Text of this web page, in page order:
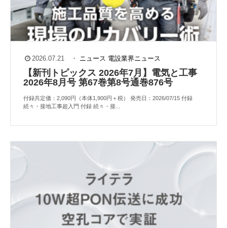
2026.07.21 ・ ニュース 電設業界ニュース
【新刊トピックス 2026年7月】電気と工事
2026年8月号 第67巻第8号通巻876号
付録共定価：2,090円（本体1,900円＋税） 発売日：2026/07/15 付録
続々・接地工事超入門 付録 続々・接...